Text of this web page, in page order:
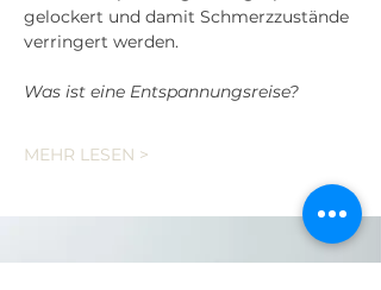
gelockert und damit Schmerzzustände
verringert werden.
Was ist eine Entspannungsreise?
MEHR LESEN >